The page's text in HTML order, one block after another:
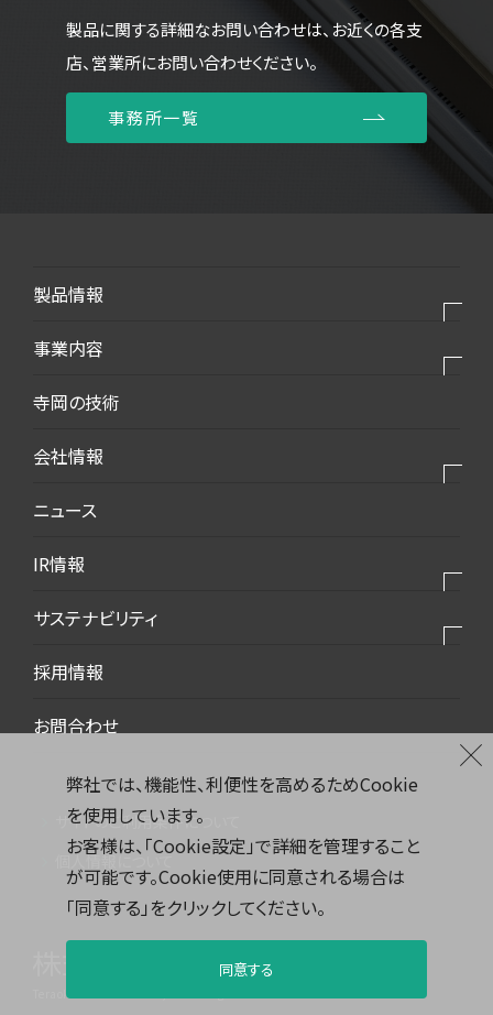
製品に関する詳細なお問い合わせは、お近くの各支
店、営業所にお問い合わせください。
事務所一覧
製品情報
製品⼀覧
モビリティ・新エネルギー
生活・梱包
ダウンロード資料
事業内容
私たちの事業
私たちの強み
2025VISION
寺岡の技術
会社情報
代表挨拶
事業所案内
ニュース
IR情報
中期経営計画
株主総会
株式情報
IRカレンダー
アニュアルレポート
電子公告
決算短信
サステナビリティ
サステナビリティトップ
品質
環境
安全衛生
CSR
エコ製品・技術
健康経営
採用情報
お問合わせ
サイトのご利用条件について
個人情報について
Teraoka Seisakusho co.,Ltd.
弊社では、機能性、利便性を高めるためCookie
を使用しています。
お客様は、「Cookie設定」で詳細を管理すること
が可能です。Cookie使用に同意される場合は
「同意する」をクリックしてください。
同意する